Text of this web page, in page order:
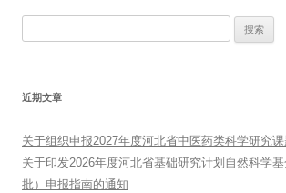
近期文章
关于组织申报2027年度河北省中医药类科学研究
关于印发2026年度河北省基础研究计划自然科学
批）申报指南的通知